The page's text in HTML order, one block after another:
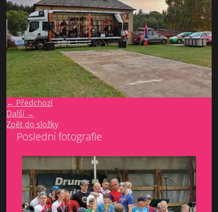
← Předchozí
Další →
Zpět do složky
Poslední fotografie